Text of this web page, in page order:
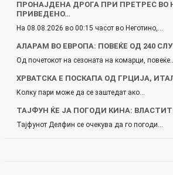
ПРОНАЈДЕНА ДРОГА ПРИ ПРЕТРЕС ВО
ПРИВЕДЕНО…
На 08.08.2026 во 00:15 часот во Неготино,…
АЛАРАМ ВО ЕВРОПА: ПОВЕЌЕ ОД 240
Од почетокот на сезоната на комарци,
ХРВАТСКА Е ПОСКАПА ОД ГРЦИЈА,
Колку пари може да се заштедат ако…
ТАЈФУН ЌЕ ЈА ПОГОДИ КИНА:
Тајфунот Делфин се очекува да го погоди…